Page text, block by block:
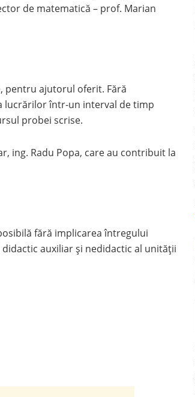
de matematică – prof. Marian
pentru ajutorul oferit. Fără
lucrărilor într-un interval de timp
probei scrise.
ing. Radu Popa, care au contribuit la
fără implicarea întregului
auxiliar și nedidactic al unității